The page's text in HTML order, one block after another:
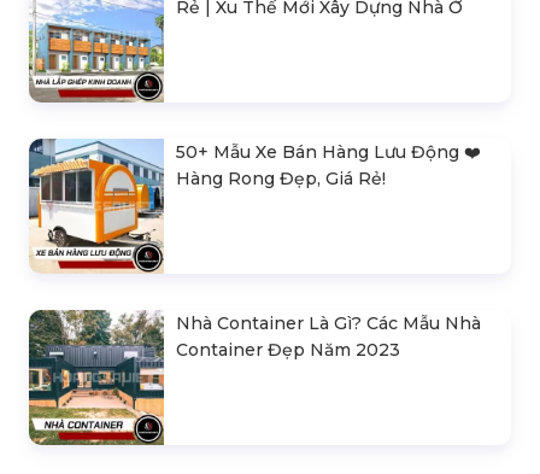
Rẻ | Xu Thế Mới Xây Dựng Nhà Ở
50+ Mẫu Xe Bán Hàng Lưu Động ❤️️
Hàng Rong Đẹp, Giá Rẻ!
Nhà Container Là Gì? Các Mẫu Nhà
Container Đẹp Năm 2023